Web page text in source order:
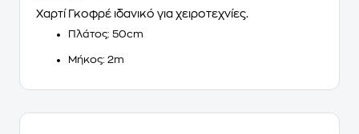
Χαρτί Γκοφρέ ιδανικό για χειροτεχνίες.
Πλάτος: 50cm
Μήκος: 2m